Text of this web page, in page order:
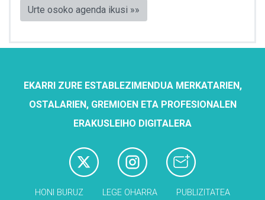
Urte osoko agenda ikusi »»
EKARRI ZURE ESTABLEZIMENDUA MERKATARIEN,
OSTALARIEN, GREMIOEN ETA PROFESIONALEN
ERAKUSLEIHO DIGITALERA
HONI BURUZ LEGE OHARRA PUBLIZITATEA